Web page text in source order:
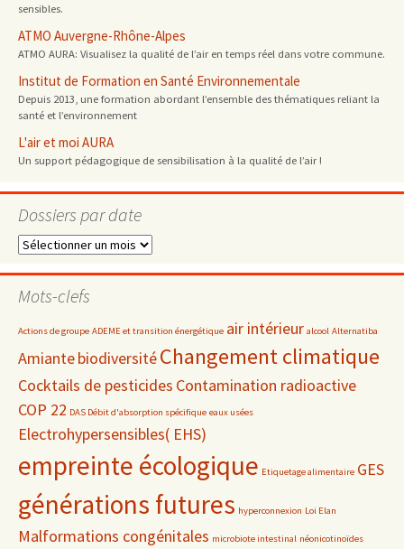
sensibles.
ATMO Auvergne-Rhône-Alpes
ATMO AURA: Visualisez la qualité de l’air en temps réel dans votre commune.
Institut de Formation en Santé Environnementale
Depuis 2013, une formation abordant l’ensemble des thématiques reliant la
santé et l’environnement
L'air et moi AURA
Un support pédagogique de sensibilisation à la qualité de l’air !
Dossiers par date
Dossiers
date
Mots-clefs
Actions de groupe ADEME et transition énergétique air intérieur alcool Alternatiba
AmiantebiodiversitéChangement climatique
Cocktails de pesticides Contamination radioactive
COP 22 DAS Débit d'absorption spécifique eaux usées
Electrohypersensibles( EHS)
empreinte écologique Etiquetage alimentaire GES
générations futures hyperconnexion Loi Elan
Malformations congénitales microbiote intestinal néonicotinoïdes